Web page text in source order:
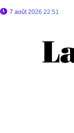
7 août 2026 22:51